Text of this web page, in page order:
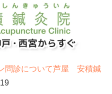
問診について芦屋 安積鍼